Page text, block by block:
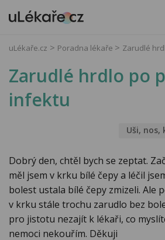
uLékaře.cz Poradna lékaře Zarudlé
Zarudlé hrdlo po
infektu
Uši, nos,
Dobrý den, chtěl bych se zeptat.
měl jsem v krku bílé čepy a léčil
bolest ustala bílé čepy zmizeli. Ale
v krku stále trochu zarudlo bez
pro jistotu nezajít k lékaři, co
nemoci nekouřím. Děkuji